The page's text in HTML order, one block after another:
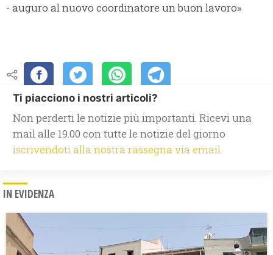
- auguro al nuovo coordinatore un buon lavoro»
Ti piacciono i nostri articoli?
Non perderti le notizie più importanti. Ricevi una
mail alle 19.00 con tutte le notizie del giorno
iscrivendoti alla nostra rassegna via email.
IN EVIDENZA